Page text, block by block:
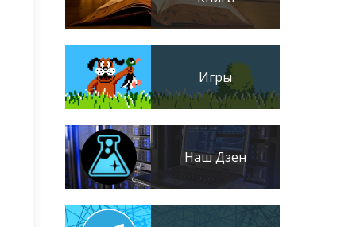
Игры
Наш Дзен